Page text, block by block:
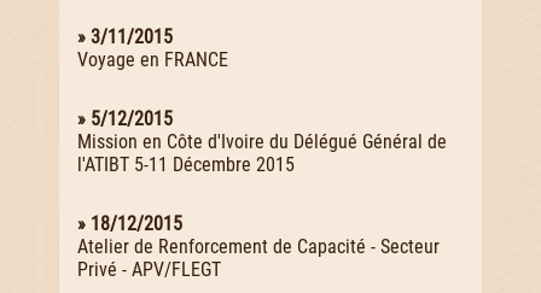
» 3/11/2015
Voyage en FRANCE
» 5/12/2015
Mission en Côte d'Ivoire du Délégué Général de
l'ATIBT 5-11 Décembre 2015
» 18/12/2015
Atelier de Renforcement de Capacité - Secteur
Privé - APV/FLEGT